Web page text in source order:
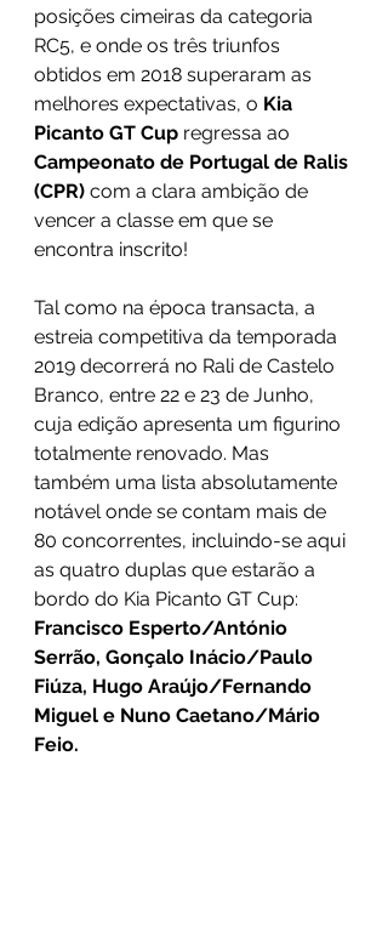
posições cimeiras da categoria
RC5, e onde os três triunfos
obtidos em 2018 superaram as
melhores expectativas, o Kia
Picanto GT Cup regressa ao
Campeonato de Portugal de Ralis
(CPR) com a clara ambição de
vencer a classe em que se
encontra inscrito!
Tal como na época transacta, a
estreia competitiva da temporada
2019 decorrerá no Rali de Castelo
Branco, entre 22 e 23 de Junho,
cuja edição apresenta um figurino
totalmente renovado. Mas
também uma lista absolutamente
notável onde se contam mais de
80 concorrentes, incluindo-se aqui
as quatro duplas que estarão a
bordo do Kia Picanto GT Cup:
Francisco Esperto/António
Serrão, Gonçalo Inácio/Paulo
Fiúza, Hugo Araújo/Fernando
Miguel e Nuno Caetano/Mário
Feio.